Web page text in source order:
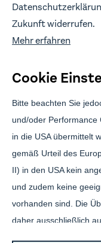
Zukunft widerrufen.
Mehr erfahren
Cookie
Bitte beachten Sie
und/oder Performance
in die USA übermittelt
gemäß Urteil des
II) in den USA kein
und zudem keine
vorhanden sind. Die
daher ausschließlich
WpIG der Effecta
Finanzprodukte sind mit
zum vollständigen
Über Brickwise
erwirbst Genussscheine,
Mietüberschüssen aus